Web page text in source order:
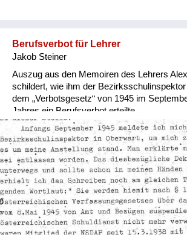
Wohnen
Berufsverbot für Lehrer
Jakob Steiner
Auszug aus den Memoiren des Lehrers
schildert, wie ihm der
dem „Verbotsgesetz“ von 1945 im
Jahres ein Berufsverbot erteilte.